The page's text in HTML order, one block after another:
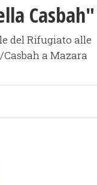
Casbah"
del Rifugiato alle
a Mazara